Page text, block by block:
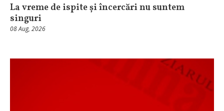
La vreme de ispite și încercări nu suntem
singuri
08 Aug, 2026